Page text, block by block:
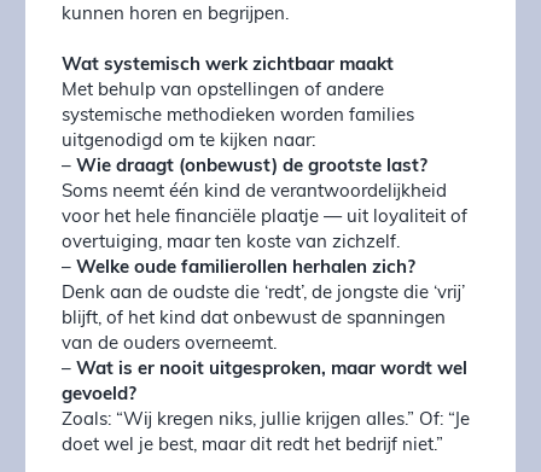
kunnen horen en begrijpen.
Wat systemisch werk zichtbaar maakt
Met behulp van opstellingen of andere
systemische methodieken worden families
uitgenodigd om te kijken naar:
– Wie draagt (onbewust) de grootste last?
Soms neemt één kind de verantwoordelijkheid
voor het hele financiële plaatje — uit loyaliteit of
overtuiging, maar ten koste van zichzelf.
– Welke oude familierollen herhalen zich?
Denk aan de oudste die ‘redt’, de jongste die ‘vrij’
blijft, of het kind dat onbewust de spanningen
van de ouders overneemt.
– Wat is er nooit uitgesproken, maar wordt wel
gevoeld?
Zoals: “Wij kregen niks, jullie krijgen alles.” Of: “Je
doet wel je best, maar dit redt het bedrijf niet.”